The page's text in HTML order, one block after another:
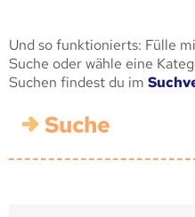
Und so funktionierts: Fülle
Suche oder wähle eine
Suchen findest du im
Suche